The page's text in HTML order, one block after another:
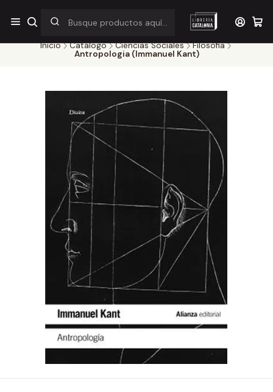
¡Por pocos días! Despacho a $1.000 en RM por compras sobre
$38.000
Inicio Catálogo Ciencias Sociales
Filosofia
Antropologia (Immanuel Kant)